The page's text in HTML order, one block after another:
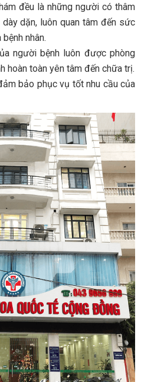
đều là những người có thâm
dặn, luôn quan tâm đến sức
nhân.
người bệnh luôn được phòng
hoàn toàn yên tâm đến chữa trị.
bảo phục vụ tốt nhu cầu của